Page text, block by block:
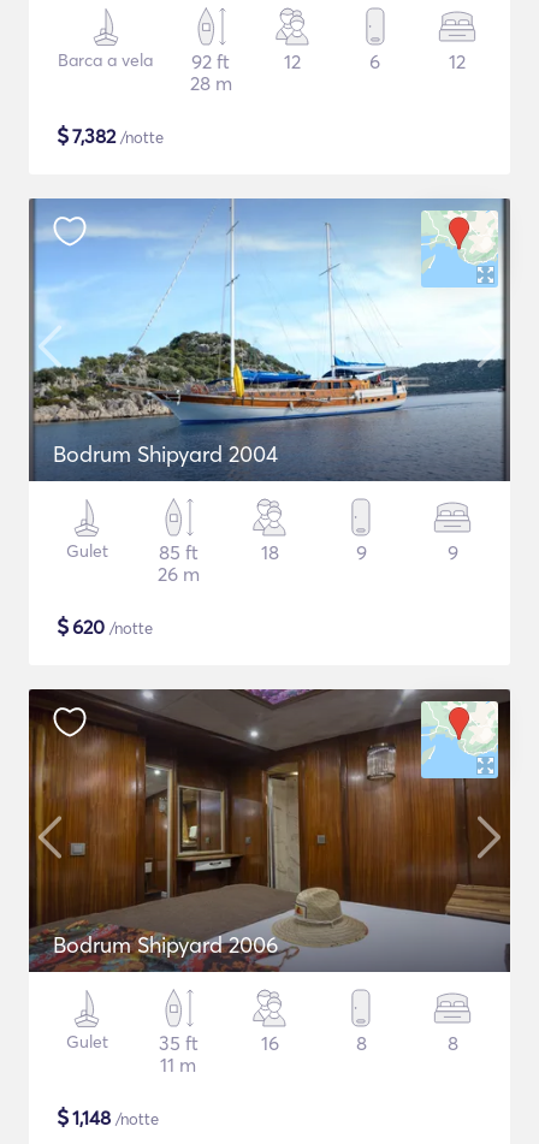
Barca a vela
92 ft
28 m
12 6 12
$7,382/notte
Bodrum Shipyard 2004
Gulet
85 ft
26 m
18 9 9
$620 /notte
Bodrum Shipyard 2006
Gulet
35 ft
11 m
16 8 8
$1,148 /notte